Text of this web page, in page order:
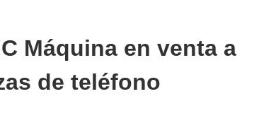
Máquina en venta a
de teléfono